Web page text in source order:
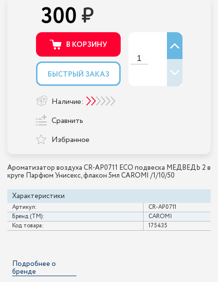
Ароматизатор воздуха CR-АР0711 ЕСО подвеска МЕДВЕДЬ 2 в
круге Парфюм Унисекс, флакон 5мл CAROMI /1/10/50
Характеристики
Артикул:
CR-АР0711
Бренд (ТМ):
CAROMI
Код товара:
175435
300
В КОРЗИНУ
БЫСТРЫЙ ЗАКАЗ
Наличие:
Сравнить
Избранное
Подробнее о
бренде